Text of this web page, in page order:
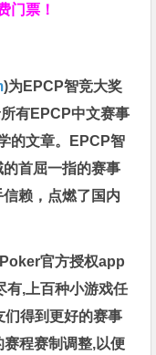
门票！
)为EPCP智竞大奖
有EPCP中文赛事
的文章。EPCP智
首屈一指的赛事
赖，点燃了国内
官方授权app
有,上百种小游戏任
得到更好的赛事
程赛制调整,以便